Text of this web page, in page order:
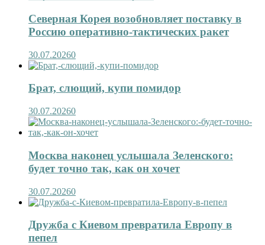
Северная Корея возобновляет поставку в
Россию оперативно-тактических ракет
30.07.20260
Брат, слющий, купи помидор
30.07.20260
Москва наконец услышала Зеленского:
будет точно так, как он хочет
30.07.20260
Дружба с Киевом превратила Европу в
пепел